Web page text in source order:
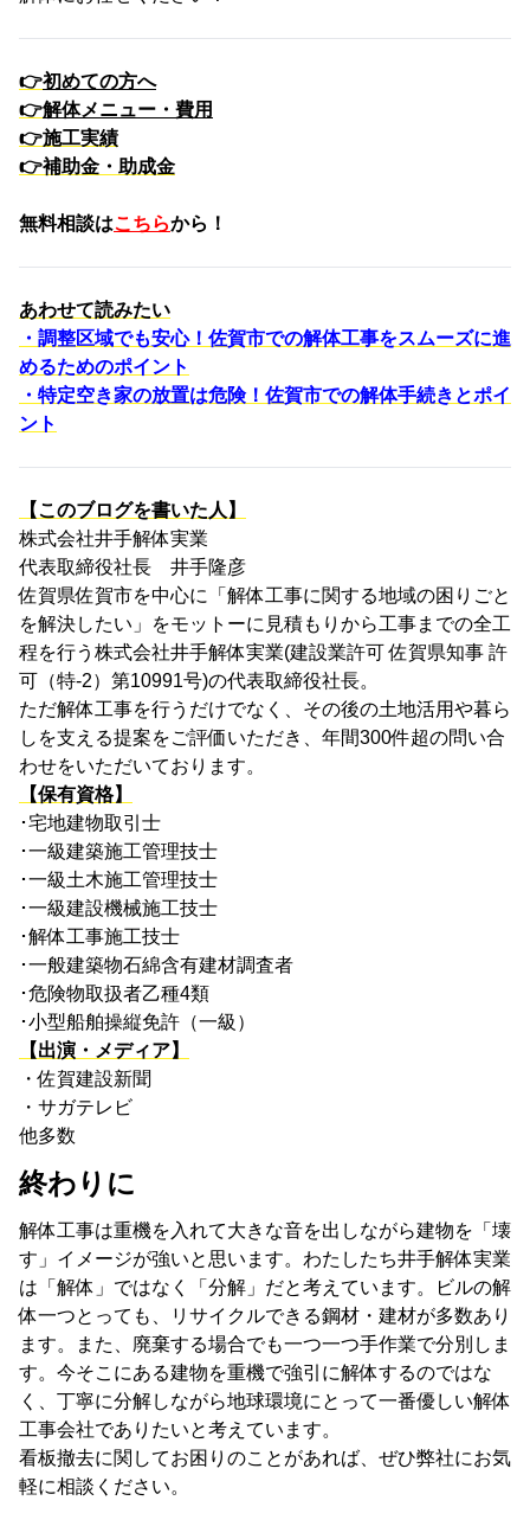
👉初めての方へ
👉解体メニュー・費用
👉施工実績
👉補助金・助成金
無料相談はこちらから！
あわせて読みたい
・調整区域でも安心！佐賀市での解体工事をスムーズに進
めるためのポイント
・特定空き家の放置は危険！佐賀市での解体手続きとポイ
ント
【このブログを書いた人】
株式会社井手解体実業
代表取締役社長 井手隆彦
佐賀県佐賀市を中心に「解体工事に関する地域の困りごと
を解決したい」をモットーに見積もりから工事までの全工
程を行う株式会社井手解体実業(建設業許可 佐賀県知事 許
可（特-2）第10991号)の代表取締役社長。
ただ解体工事を行うだけでなく、その後の土地活用や暮ら
しを支える提案をご評価いただき、年間300件超の問い合
わせをいただいております。
【保有資格】
･宅地建物取引士
･一級建築施工管理技士
･一級土木施工管理技士
･一級建設機械施工技士
･解体工事施工技士
･一般建築物石綿含有建材調査者
･危険物取扱者乙種4類
･小型船舶操縦免許（一級）
【出演・メディア】
・佐賀建設新聞
・サガテレビ
他多数
終わりに
解体工事は重機を入れて大きな音を出しながら建物を「壊
す」イメージが強いと思います。わたしたち井手解体実業
は「解体」ではなく「分解」だと考えています。ビルの解
体一つとっても、リサイクルできる鋼材・建材が多数あり
ます。また、廃棄する場合でも一つ一つ手作業で分別しま
す。今そこにある建物を重機で強引に解体するのではな
く、丁寧に分解しながら地球環境にとって一番優しい解体
工事会社でありたいと考えています。
看板撤去に関してお困りのことがあれば、ぜひ弊社にお気
軽に相談ください。